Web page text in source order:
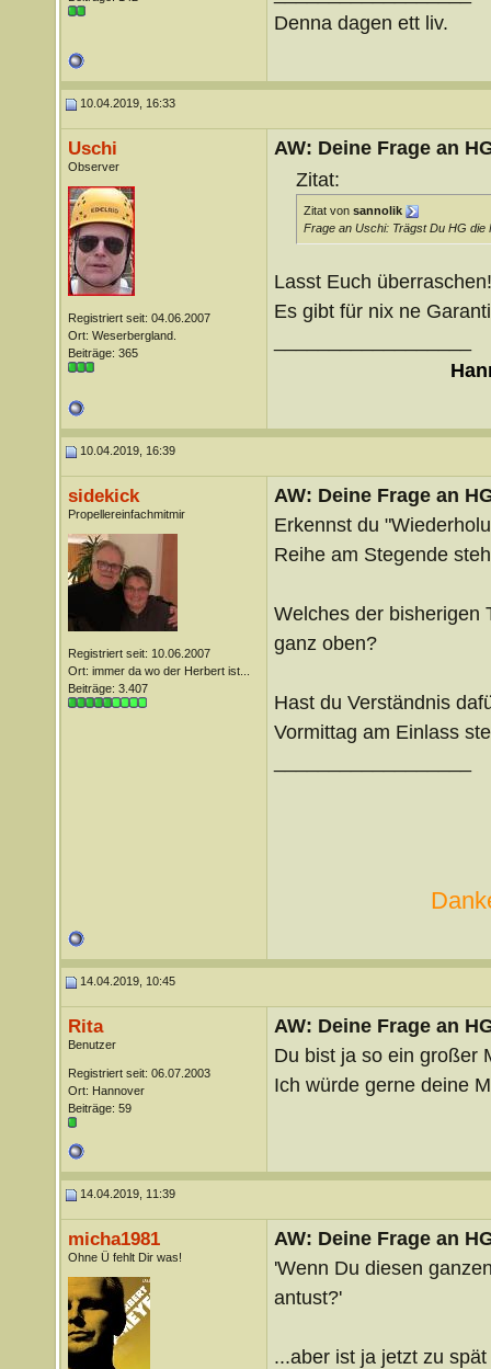
Denna dagen ett liv.
10.04.2019, 16:33
Uschi
Observer
Registriert seit: 04.06.2007
Ort: Weserbergland.
Beiträge: 365
AW: Deine Frage an
Zitat:
Zitat von sannolik
Frage an Uschi: Trägst Du HG
Lasst Euch überraschen!
Es gibt für nix ne
10.04.2019, 16:39
sidekick
Propellereinfachmitmir
Registriert seit: 10.06.2007
Ort: immer da wo der Herbert ist...
Beiträge: 3.407
AW: Deine Frage an
Erkennst du
Reihe am Stegende
Welches der bisherigen
ganz oben?
Hast du Verständnis
Vormittag am Einlass
14.04.2019, 10:45
Rita
Benutzer
Registriert seit: 06.07.2003
Ort: Hannover
Beiträge: 59
AW: Deine Frage an
Du bist ja so ein großer
Ich würde gerne deine
14.04.2019, 11:39
micha1981
Ohne Ü fehlt Dir was!
AW: Deine Frage an
'Wenn Du diesen
antust?'
...aber ist ja jetzt zu spät